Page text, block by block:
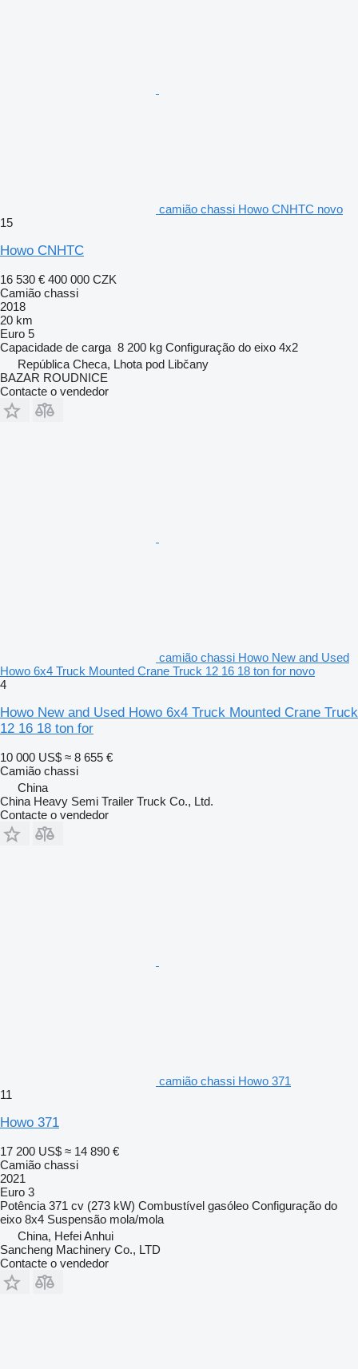
camião chassi Howo CNHTC novo
15
Howo CNHTC
16 530 € 400 000 CZK
Camião chassi
2018
20 km
Euro 5
Capacidade de carga 8 200 kg Configuração do eixo 4x2
República Checa, Lhota pod Libčany
BAZAR ROUDNICE
Contacte o vendedor
camião chassi Howo New and Used
Howo 6x4 Truck Mounted Crane Truck 12 16 18 ton for novo
4
Howo New and Used Howo 6x4 Truck Mounted Crane Truck
12 16 18 ton for
10 000 US$ ≈ 8 655 €
Camião chassi
China
China Heavy Semi Trailer Truck Co., Ltd.
Contacte o vendedor
camião chassi Howo 371
11
Howo 371
17 200 US$ ≈ 14 890 €
Camião chassi
2021
Euro 3
Potência 371 cv (273 kW) Combustível gasóleo Configuração do
eixo 8x4 Suspensão mola/mola
China, Hefei Anhui
Sancheng Machinery Co., LTD
Contacte o vendedor